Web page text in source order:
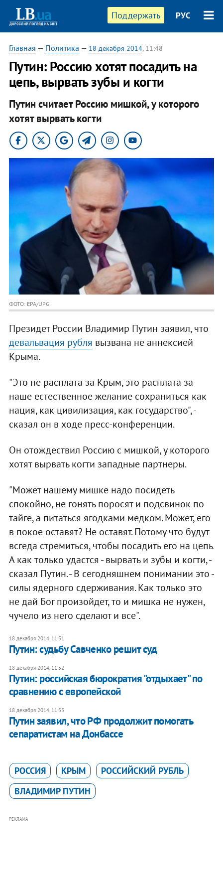
Поддержать РУС
Главная — Политика — 18 декабря 2014, 11:48
Путин: Россию хотят посадить на
цепь, вырвать зубы и когти
Путин считает Россию мишкой, у которого
хотят вырвать когти
ФОТО: EPA/UPG
Президет России Владимир Путин заявил, что
девальвация рубля вызвана не аннексией
Крыма.
"Это не расплата за Крым, это расплата за
наше естественное желание сохраниться как
нация, как цивилизация, как государство", -
сказал он в ходе пресс-конференции.
Он отождествил Россию с мишкой, у которого
хотят вырвать когти западные партнеры.
"Может нашему мишке надо посидеть
спокойно, не гонять поросят и подсвинок по
тайге, а питаться ягодками медком. Может, его
в покое оставят? Не оставят. Потому что будут
всгеда стремиться, чтобы посадить его на цепь.
А как только удастся - вырвать и зубы и когти, -
сказал Путин. - В сегодняшнем понимании это -
силы ядерного сдерживания. Как только это
не дай Бог произойдет, то и мишка не нужен,
чучело из него сделают и все".
18 декабря 2014, 11:51
Путин: судьбу Савченко решит суд
18 декабря 2014, 11:52
Путин: российская бюрократия "отдыхает" по
сравнению с европейской
18 декабря 2014, 11:55
Путин заявил, что РФ продолжит помогать
сепаратистам на Донбассе
РОССИЯ КРЫМ
РОССИЙСКИЙ РУБЛЬ
ВЛАДИМИР ПУТИН
РЕКЛАМА